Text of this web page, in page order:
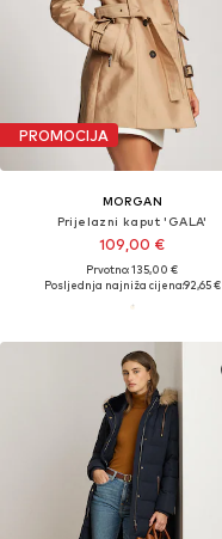
PROMOCIJA
MORGAN
Prijelazni kaput 'GALA'
109,00 €
Prvotno: 135,00 €
Posljednja najniža cijena:92,65 €